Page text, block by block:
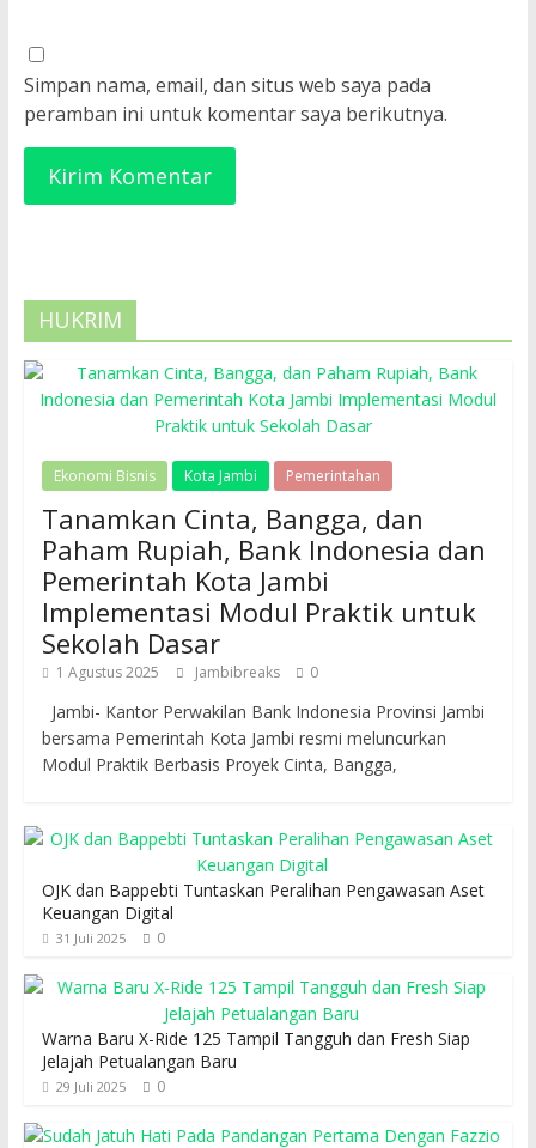
Simpan nama, email, dan situs web saya pada
peramban ini untuk komentar saya berikutnya.
HUKRIM
Ekonomi Bisnis Kota Jambi Pemerintahan
Tanamkan Cinta, Bangga, dan
Paham Rupiah, Bank Indonesia dan
Pemerintah Kota Jambi
Implementasi Modul Praktik untuk
Sekolah Dasar
1 Agustus 2025 Jambibreaks 0
Jambi- Kantor Perwakilan Bank Indonesia Provinsi Jambi
bersama Pemerintah Kota Jambi resmi meluncurkan
Modul Praktik Berbasis Proyek Cinta, Bangga,
OJK dan Bappebti Tuntaskan Peralihan Pengawasan Aset
Keuangan Digital
31 Juli 2025 0
Warna Baru X-Ride 125 Tampil Tangguh dan Fresh Siap
Jelajah Petualangan Baru
29 Juli 2025 0